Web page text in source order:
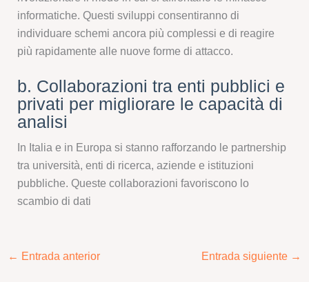
informatiche. Questi sviluppi consentiranno di
individuare schemi ancora più complessi e di reagire
più rapidamente alle nuove forme di attacco.
b. Collaborazioni tra enti pubblici e
privati per migliorare le capacità di
analisi
In Italia e in Europa si stanno rafforzando le partnership
tra università, enti di ricerca, aziende e istituzioni
pubbliche. Queste collaborazioni favoriscono lo
scambio di dati
← Entrada anterior Entrada siguiente →